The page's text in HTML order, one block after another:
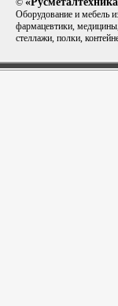
©
Оборудование и мебель
фармацевтики,
стеллажи, полки,